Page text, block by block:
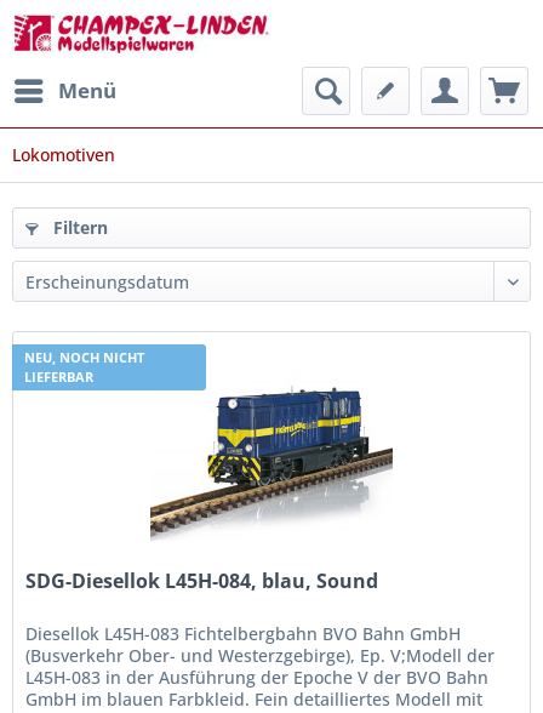
Menü
Lokomotiven
Filtern
NEU, NOCH NICHT
LIEFERBAR
SDG-Diesellok L45H-084, blau, Sound
Diesellok L45H-083 Fichtelbergbahn BVO Bahn GmbH
(Busverkehr Ober- und Westerzgebirge), Ep. V;Modell der
L45H-083 in der Ausführung der Epoche V der BVO Bahn
GmbH im blauen Farbkleid. Fein detailliertes Modell mit